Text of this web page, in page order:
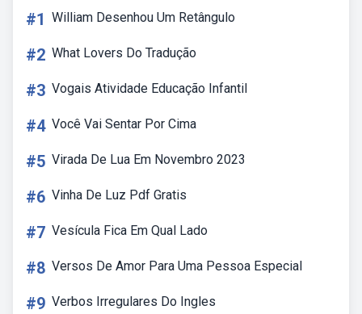
#1 William Desenhou Um Retângulo
#2 What Lovers Do Tradução
#3 Vogais Atividade Educação Infantil
#4 Você Vai Sentar Por Cima
#5 Virada De Lua Em Novembro 2023
#6 Vinha De Luz Pdf Gratis
#7 Vesícula Fica Em Qual Lado
#8 Versos De Amor Para Uma Pessoa Especial
#9 Verbos Irregulares Do Ingles